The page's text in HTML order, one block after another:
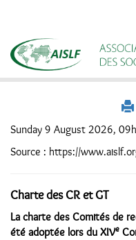
Sunday 9 August 2026,
Source : https://
Charte des CR et GT
La charte des Comités de
été adoptée lors du XIVe